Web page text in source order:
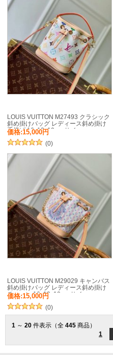
LOUIS VUITTON M27493 クラシック
斜め掛けバッグ レディース斜め掛け
手提げ 16x13x10cm サイ
ズ:16x13x10cm
価格:15,000円
(0)
LOUIS VUITTON M29029 キャンバス
斜め掛けバッグ レディース斜め掛け
チェーン 16x13x10cm サイ
ズ:16x13x10cm
価格:15,000円
(0)
1 ～ 20 件表示（全 445 商品）
1